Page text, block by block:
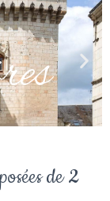
I
L
A
V
I
de 2